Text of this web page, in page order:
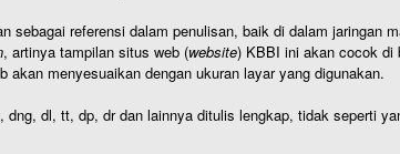
sebagai referensi dalam penulisan, baik di dalam jaringan
, artinya tampilan situs web (website) KBBI ini akan cocok di
menyesuaikan dengan ukuran layar yang digunakan.
dl, tt, dp, dr dan lainnya ditulis lengkap, tidak seperti